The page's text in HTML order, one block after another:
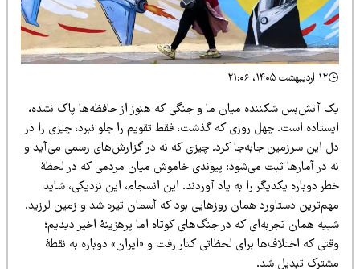
آتش‌بس شکننده میان ما و جنگی که هنوز از حافظه‌ها پاک نشده،
است. چهل روزی که گذشت، فقط تقویم را جلو نبرد، چیزی را در
این سرزمین جابه‌جا کرد. چیزی که نه در گزارش‌های رسمی می‌آید و
در آمارها ثبت می‌شود: پیوندی خاموش میان مردمی که در لحظۀ
دوباره یکدیگر را به یاد آوردند. این انسجام، این نزدیکی، شاید
دستاورد همان روزهایی بود که آسمان تیره شد و زمین لرزید.
همان تجربه‌ای که در جنگ‌های کوتاه اما پرهزینۀ اخیر دیدیم؛
که اختلاف‌ها برای لحظاتی کنار رفت و «ایران» دوباره به نقطۀ
تبدیل شد.